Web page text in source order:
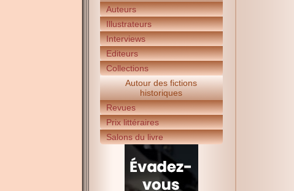
Auteurs
Illustrateurs
Interviews
Editeurs
Collections
Autour des fictions
historiques
Revues
Prix littéraires
Salons du livre